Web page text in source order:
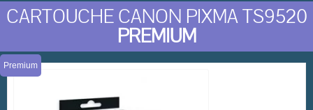
CARTOUCHE CANON PIXMA TS9520
PREMIUM
Premium